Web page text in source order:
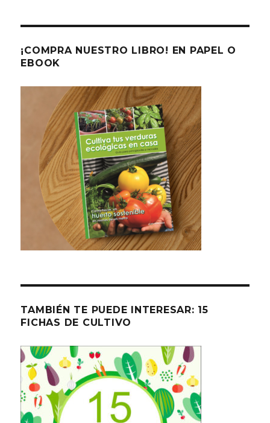
¡COMPRA NUESTRO LIBRO! EN PAPEL O
EBOOK
TAMBIÉN TE PUEDE INTERESAR: 15
FICHAS DE CULTIVO